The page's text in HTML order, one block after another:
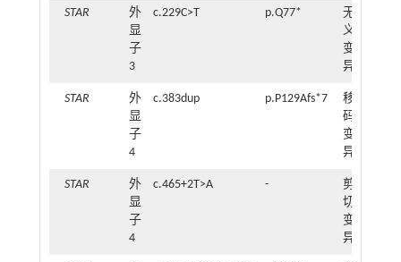
STAR
外
显
子
3
c.229C>T p.Q77*
无
义
变
异
STAR
外
显
子
4
c.383dup p.P129Afs*7
移
码
变
异
STAR
外
显
子
4
c.465+2T>A -
剪
切
变
异